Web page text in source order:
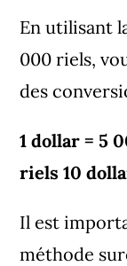
En utilisant
000 riels,
des
1 dollar = 5
riels 10
Il est
méthode